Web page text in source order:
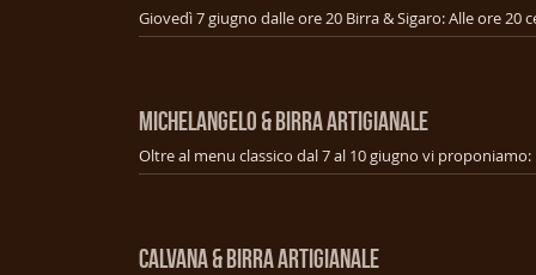
MICHELANGELO & BIRRA ARTIGIANALE
CALVANA & BIRRA ARTIGIANALE